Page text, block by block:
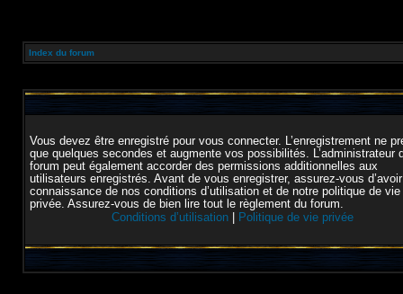
Index du forum
Vous devez être enregistré pour vous connecter. L’enregistrement ne
que quelques secondes et augmente vos possibilités. L’administrateur
forum peut également accorder des permissions additionnelles aux
utilisateurs enregistrés. Avant de vous enregistrer, assurez-vous
connaissance de nos conditions d’utilisation et de notre politique de vie
privée. Assurez-vous de bien lire tout le règlement du forum.
Conditions d’utilisation
Politique de vie privée